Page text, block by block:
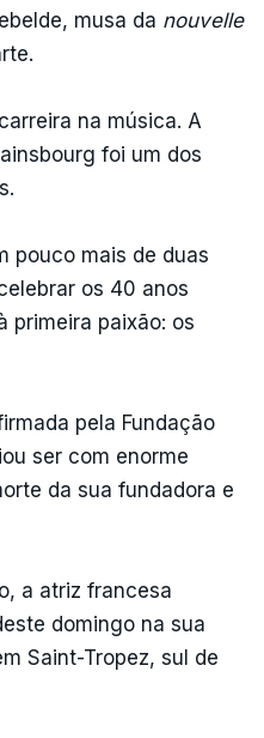
musa da nouvelle
na música. A
foi um dos
pouco mais de duas
os 40 anos
primeira paixão: os
pela Fundação
ser com enorme
da sua fundadora e
a atriz francesa
domingo na sua
Saint-Tropez, sul de